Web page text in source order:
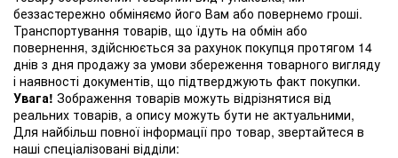
беззастережно обміняємо його Вам або повернемо гроші.
Транспортування товарів, що їдуть на обмін або
повернення, здійснюється за рахунок покупця протягом 14
днів з дня продажу за умови збереження товарного вигляду
і наявності документів, що підтверджують факт покупки.
Увага! Зображення товарів можуть відрізнятися від
реальних товарів, а опису можуть бути не актуальними,
Для найбільш повної інформації про товар, звертайтеся в
наші спеціалізовані відділи: